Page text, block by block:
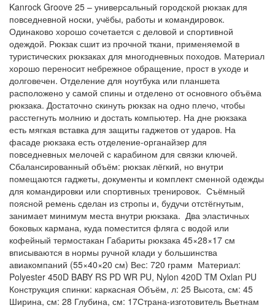
Kanrock Groove 25 – универсальный городской рюкзак для
повседневной носки, учёбы, работы и командировок.
Одинаково хорошо сочетается с деловой и спортивной
одеждой. Рюкзак сшит из прочной ткани, применяемой в
туристических рюкзаках для многодневных походов. Материал
хорошо переносит небрежное обращение, прост в уходе и
долговечен. Отделение для ноутбука или планшета
расположено у самой спины и отделено от основного объёма
рюкзака. Достаточно скинуть рюкзак на одно плечо, чтобы
расстегнуть молнию и достать компьютер. На дне рюкзака
есть мягкая вставка для защиты гаджетов от ударов. На
фасаде рюкзака есть отделение-органайзер для
повседневных мелочей с карабином для связки ключей.
Сбалансированный объём: рюкзак лёгкий, но внутри
помещаются гаджеты, документы и комплект сменной одежды
для командировки или спортивных тренировок. Съёмный
поясной ремень сделан из стропы и, будучи отстёгнутым,
занимает минимум места внутри рюкзака. Два эластичных
боковых кармана, куда поместится фляга с водой или
кофейный термостакан Габариты рюкзака 45×28×17 см
вписываются в нормы ручной клади у большинства
авиакомпаний (55×40×20 см) Вес: 720 грамм Материал:
Polyester 450D BABY RS PD WR PU, Nylon 420D TM Oxlan PU
Конструкция спинки: каркасная Объём, л: 25 Высота, см: 45
Ширина, см: 28 Глубина, см: 17Страна-изготовитель Вьетнам